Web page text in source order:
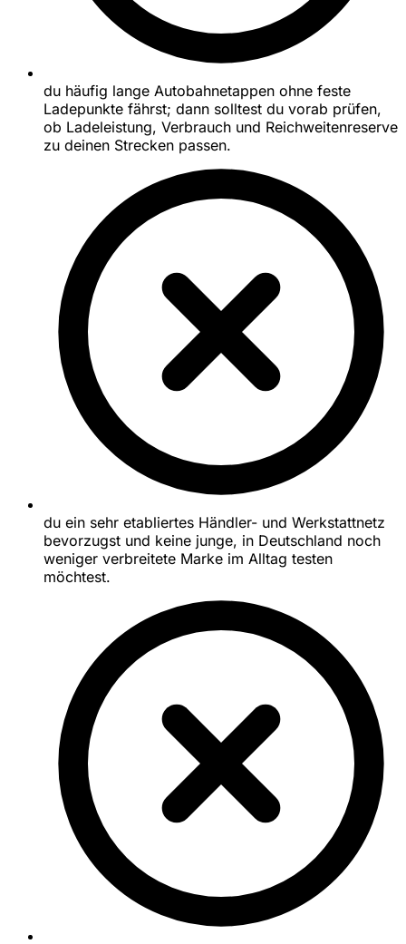
du häufig lange Autobahnetappen ohne feste
Ladepunkte fährst; dann solltest du vorab prüfen,
ob Ladeleistung, Verbrauch und Reichweitenreserve
zu deinen Strecken passen.
du ein sehr etabliertes Händler- und Werkstattnetz
bevorzugst und keine junge, in Deutschland noch
weniger verbreitete Marke im Alltag testen
möchtest.